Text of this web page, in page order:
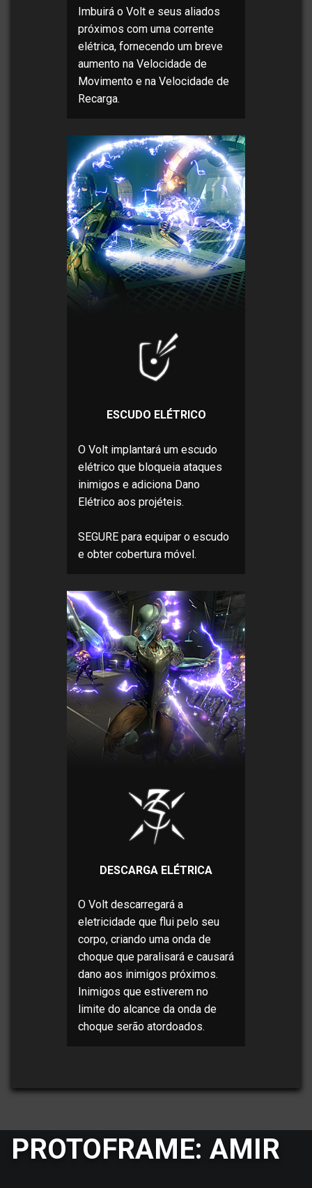
Imbuirá o Volt e seus aliados
próximos com uma corrente
elétrica, fornecendo um breve
aumento na Velocidade de
Movimento e na Velocidade de
Recarga.
ESCUDO ELÉTRICO
O Volt implantará um escudo
elétrico que bloqueia ataques
inimigos e adiciona Dano
Elétrico aos projéteis.
SEGURE para equipar o escudo
e obter cobertura móvel.
DESCARGA ELÉTRICA
O Volt descarregará a
eletricidade que flui pelo seu
corpo, criando uma onda de
choque que paralisará e causará
dano aos inimigos próximos.
Inimigos que estiverem no
limite do alcance da onda de
choque serão atordoados.
PROTOFRAME: AMIR